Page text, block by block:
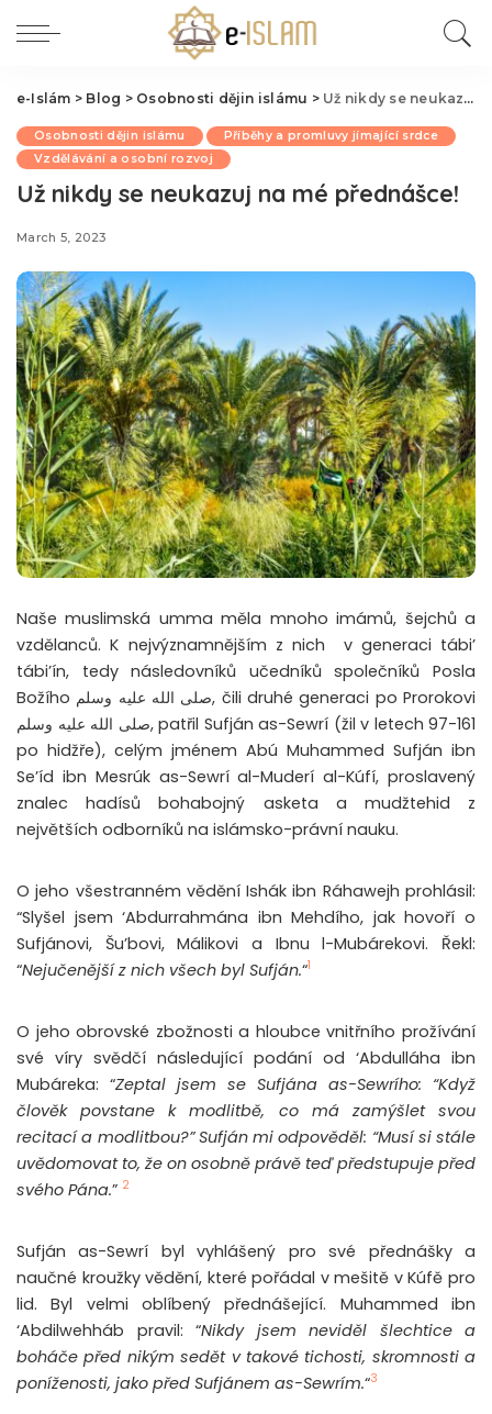
e-Islám > Blog > Osobnosti dějin islámu > Už nikdy se neukazuj na mé přednášce!
Osobnosti dějin islámu
Příběhy a promluvy jímající srdce
Vzdělávání a osobní rozvoj
Už nikdy se neukazuj na mé přednášce!
March 5, 2023
Naše muslimská umma měla mnoho imámů, šejchů a
vzdělanců. K nejvýznamnějším z nich v generaci tábi’
tábi’ín, tedy následovníků učedníků společníků Posla
Božího صلى الله عليه وسلم, čili druhé generaci po Prorokovi
صلى الله عليه وسلم, patřil Sufján as-Sewrí (žil v letech 97-161
po hidžře), celým jménem Abú Muhammed Sufján ibn
Se’íd ibn Mesrúk as-Sewrí al-Muderí al-Kúfí, proslavený
znalec hadísů bohabojný asketa a mudžtehid z
největších odborníků na islámsko-právní nauku.
O jeho všestranném vědění Ishák ibn Ráhawejh prohlásil:
“Slyšel jsem ‘Abdurrahmána ibn Mehdího, jak hovoří o
Sufjánovi, Šu’bovi, Málikovi a Ibnu l-Mubárekovi. Řekl:
“Nejučenější z nich všech byl Sufján.“1
O jeho obrovské zbožnosti a hloubce vnitřního prožívání
své víry svědčí následující podání od ‘Abdulláha ibn
Mubáreka: “Zeptal jsem se Sufjána as-Sewrího: “Když
člověk povstane k modlitbě, co má zamýšlet svou
recitací a modlitbou?” Sufján mi odpověděl: “Musí si stále
uvědomovat to, že on osobně právě teď předstupuje před
svého Pána.” 2
Sufján as-Sewrí byl vyhlášený pro své přednášky a
naučné kroužky vědění, které pořádal v mešitě v Kúfě pro
lid. Byl velmi oblíbený přednášející. Muhammed ibn
‘Abdilwehháb pravil: “Nikdy jsem neviděl šlechtice a
boháče před nikým sedět v takové tichosti, skromnosti a
poníženosti, jako před Sufjánem as-Sewrím.“3